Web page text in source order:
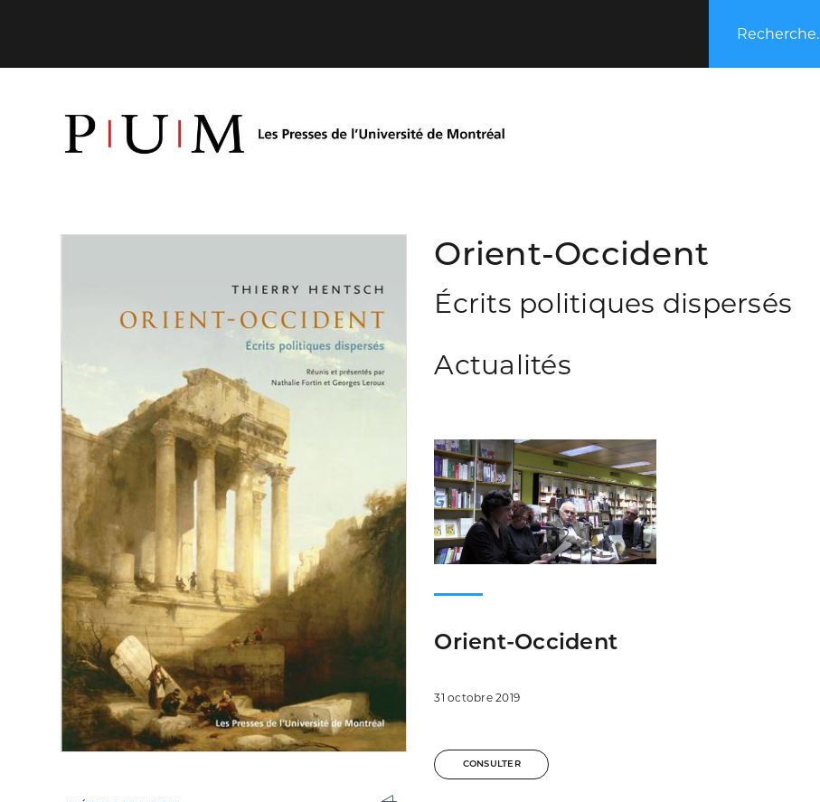
Recherche...
Orient-Occident
Écrits politiques dispersés
Actualités
Orient-Occident
31 octobre 2019
CONSULTER